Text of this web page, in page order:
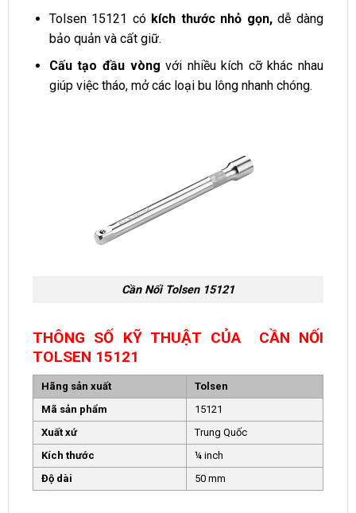
Tolsen 15121 cókích thước nhỏ gọn,dễ dàng
bảo quản và cất giữ.
Cấu tạo đầu vòng với nhiều kích cỡ khác nhau
giúp việc tháo, mở các loại bu lông nhanh chóng.
Cần Nối Tolsen 15121
THÔNG SỐ KỸ THUẬT CỦA CẦN NỐI
TOLSEN 15121
Hãng sản xuất
Tolsen
Mã sản phẩm
15121
Xuất xứ
Trung Quốc
Kích thước
¼ inch
Độ dài
50 mm